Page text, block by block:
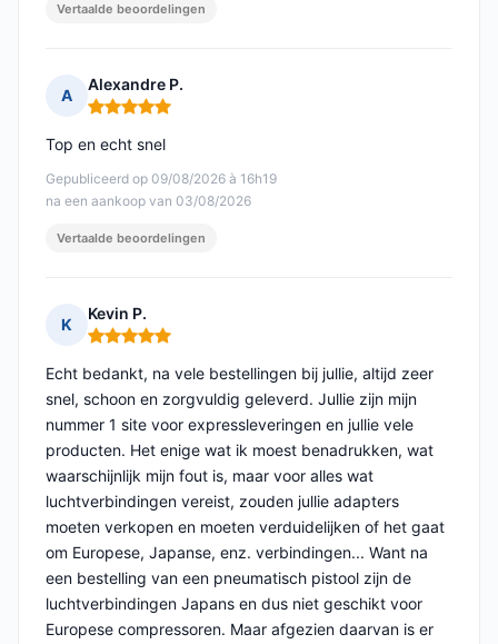
Vertaalde beoordelingen
A
Alexandre P.
Opmerking: 5 van 5
Gepubliceerd op 09/08/2026 à 16h19
na een aankoop van 03/08/2026
Top en echt snel
Vertaalde beoordelingen
K
Kevin P.
Opmerking: 5 van 5
Echt bedankt, na vele bestellingen bij jullie, altijd zeer
snel, schoon en zorgvuldig geleverd. Jullie zijn mijn
nummer 1 site voor expressleveringen en jullie vele
producten. Het enige wat ik moest benadrukken, wat
waarschijnlijk mijn fout is, maar voor alles wat
luchtverbindingen vereist, zouden jullie adapters
moeten verkopen en moeten verduidelijken of het gaat
om Europese, Japanse, enz. verbindingen... Want na
een bestelling van een pneumatisch pistool zijn de
luchtverbindingen Japans en dus niet geschikt voor
Europese compressoren. Maar afgezien daarvan is er